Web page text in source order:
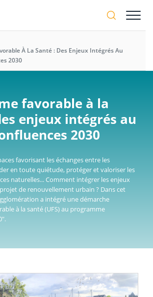
À La Santé : Des Enjeux Intégrés Au
2030
favorable à la
enjeux intégrés au
2030
favorisant les échanges entre les
en toute quiétude, protéger et valoriser les
naturelles... ​Comment intégrer les enjeux
de renouvellement urbain ? Dans cet
a intégré une démarche
à la santé (UFS) au programme